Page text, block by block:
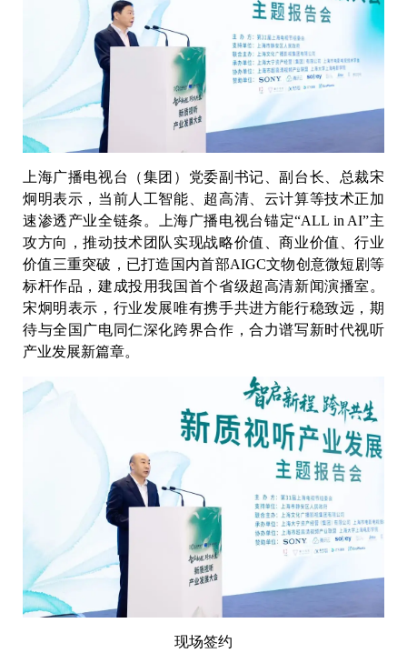
上海广播电视台（集团）党委副书记、副台长、总裁宋
炯明表示，当前人工智能、超高清、云计算等技术正加
速渗透产业全链条。上海广播电视台锚定“ALL in AI”主
攻方向，推动技术团队实现战略价值、商业价值、行业
价值三重突破，已打造国内首部AIGC文物创意微短剧等
标杆作品，建成投用我国首个省级超高清新闻演播室。
宋炯明表示，行业发展唯有携手共进方能行稳致远，期
待与全国广电同仁深化跨界合作，合力谱写新时代视听
产业发展新篇章。
现场签约